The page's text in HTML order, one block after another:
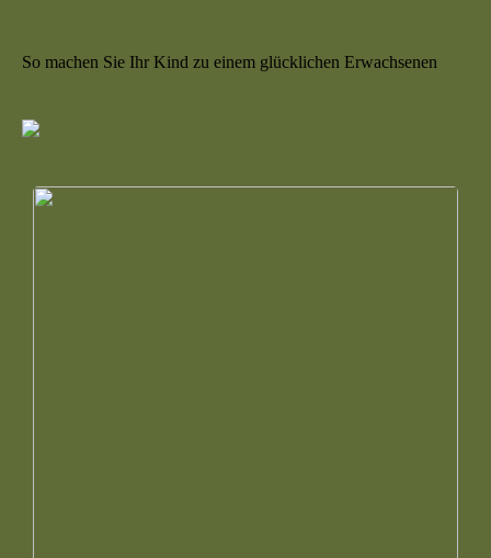
So machen Sie Ihr Kind zu einem glücklichen Erwachsenen